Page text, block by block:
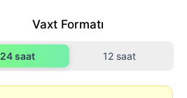
Vaxt Formatı
24 saat 12 saat